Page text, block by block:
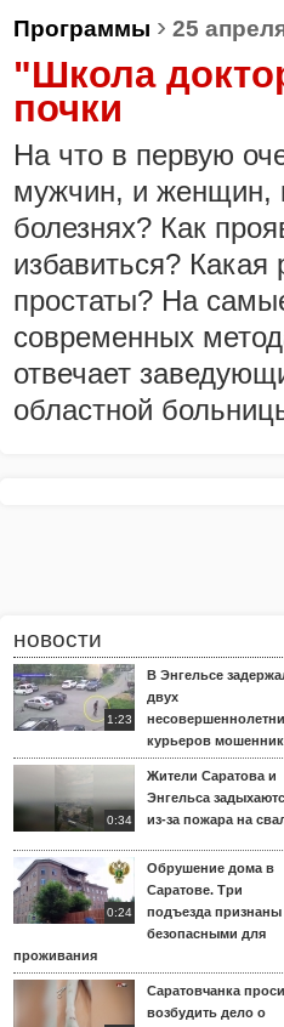
Программы › 25
"Школа
почки
На что в первую
мужчин, и женщин,
болезнях? Как
избавиться?
простаты? На
современных
отвечает
областной
новости
1:23
В Энгельсе
двух
курьеров
0:34
Жители Саратова и
Энгельса
из-за пожара на
0:24
Обрушение дома в
Саратове. Три
подъезда признаны
безопасными для
проживания
Саратовчанка
возбудить дело о